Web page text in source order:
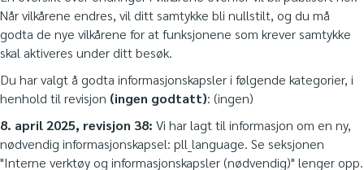
Når vilkårene endres, vil ditt samtykke bli nullstilt, og du må
godta de nye vilkårene for at funksjonene som krever samtykke
skal aktiveres under ditt besøk.
Du har valgt å godta informasjonskapsler i følgende kategorier, i
henhold til revisjon (ingen godtatt): (ingen)
8. april 2025, revisjon 38: Vi har lagt til informasjon om en ny,
nødvendig informasjonskapsel: pll_language. Se seksjonen
"Interne verktøy og informasjonskapsler (nødvendig)" lenger opp.